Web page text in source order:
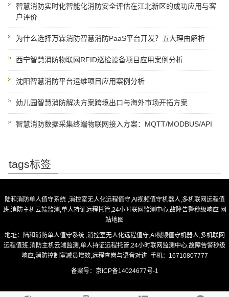
智慧消防实时化智能化消防安全评估在江北新区的成功应用与客
户评价
为什么选择万霖消防智慧消防PaaS平台开发？五大理由解析
西宁智慧消防物联网RFID巡检设备项目应用案例分析
沈阳智慧消防平台运维项目应用案例分析
幼儿园智慧消防解决方案跨境出口与海外市场开拓方案
智慧消防数据采集终端物联网接入方案：MQTT/MODBUS/API
tags标签
陆和消防单人值守系统 ,消控室无人化远程值守,AI视频值守机器人,多机联网远程值
班,消防主机云端监测,单人持证远程托管,24小时联网监测中心,故障告警秒级响应 网
站地图
地址：陆和消防单人值守系统 ,消控室无人化远程值守,AI视频值守机器人,多机联网
远程值班,消防主机云端监测,单人持证远程托管,24小时联网监测中心,故障告警秒级
响应,消防控制室减员增效,远程查岗与语音对讲 手机：16710807777
备案号： 京ICP备14024677号-1